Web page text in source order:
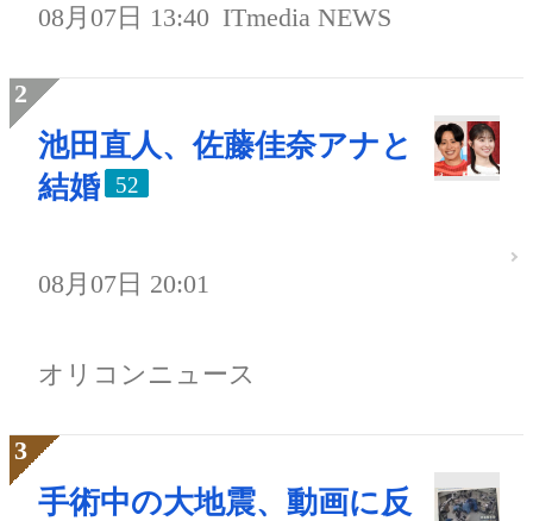
08月07日 13:40 ITmedia NEWS
池田直人、佐藤佳奈アナと
結婚
52
08月07日 20:01
オリコンニュース
手術中の大地震、動画に反